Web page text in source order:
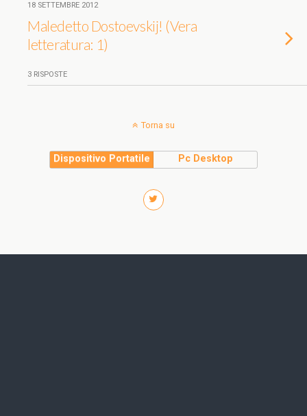
18 SETTEMBRE 2012
Maledetto Dostoevskij! (Vera
letteratura: 1)
3 RISPOSTE
Torna su
Dispositivo Portatile Pc Desktop